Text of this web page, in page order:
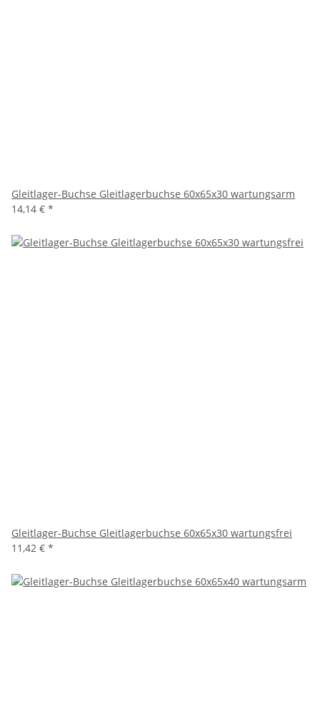
Gleitlager-Buchse Gleitlagerbuchse 60x65x30 wartungsarm
14,14 € *
Gleitlager-Buchse Gleitlagerbuchse 60x65x30 wartungsfrei
11,42 € *